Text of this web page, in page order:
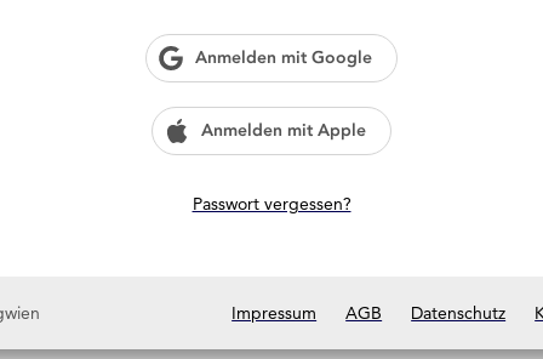
Anmelden mit Google
Anmelden mit Apple
Passwort vergessen?
Impressum AGB Datenschutz